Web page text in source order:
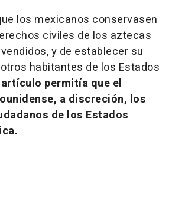
los mexicanos conservasen
civiles de los aztecas
y de establecer su
habitantes de los Estados
permitía que el
a discreción, los
de los Estados